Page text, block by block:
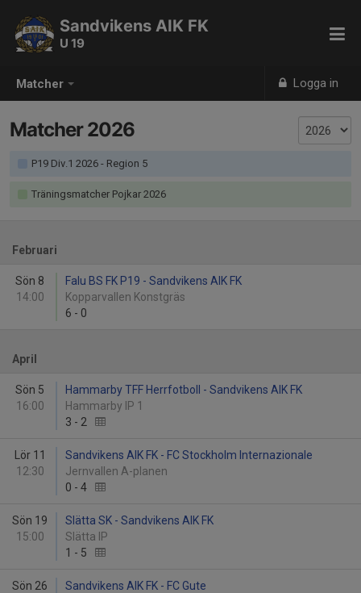
Matcher Logga in
Sandvikens AIK FK
U 19
Matcher 2026
P19 Div.1 2026 - Region 5
Träningsmatcher Pojkar 2026
Februari
Sön 8
14:00
Falu BS FK P19 - Sandvikens AIK FK
Kopparvallen Konstgräs
6 - 0
April
Sön 5
16:00
Hammarby TFF Herrfotboll - Sandvikens AIK FK
Hammarby IP 1
3 - 2
Lör 11
12:30
Sandvikens AIK FK - FC Stockholm Internazionale
Jernvallen A-planen
0 - 4
Sön 19
15:00
Slätta SK - Sandvikens AIK FK
Slätta IP
1 - 5
Sön 26
Sandvikens AIK FK - FC Gute